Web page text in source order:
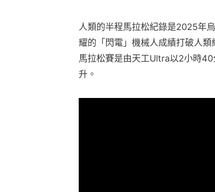
人類的半程馬拉松紀錄是2025年
耀的「閃電」機械人成績打破人
馬拉松賽是由天工Ultra以2小時
升。